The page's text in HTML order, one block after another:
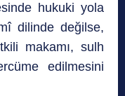
hukuki yola
dilinde değilse,
makamı, sulh
edilmesini